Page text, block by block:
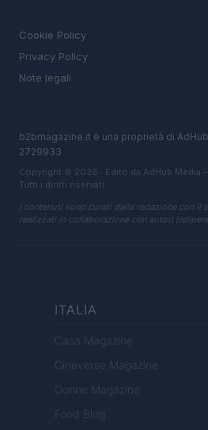
Cookie Policy
Privacy Policy
Note legali
b2bmagazine.it è una proprietà di
2729933
Copyright © 2026 · Edito da AdHub Media
Tutti i diritti riservati
I contenuti sono curati dalla redazione con
realizzati in collaborazione con autori
ITALIA
Casa Magazine
Cineverse Magazine
Donne Magazine
Food Blog